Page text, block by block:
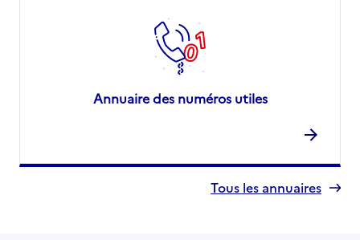
Annuaire des numéros utiles
Tous les annuaires